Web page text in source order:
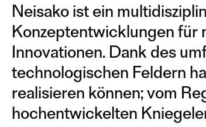
Neisako ist ein
Konzeptentwicklungen für
Innovationen. Dank des
technologischen Feldern
realisieren können; vom
hochentwickelten